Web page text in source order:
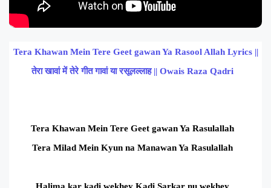
Tera Khawan Mein Tere Geet gawan Ya Rasool Allah Lyrics ||
तेरा खावां में तेरे गीत गावां या रसूलल्लाह || Owais Raza Qadri
Tera Khawan Mein Tere Geet gawan Ya Rasulallah
Tera Milad Mein Kyun na Manawan Ya Rasulallah
Halima kar kadi wekhey Kadi Sarkar nu wekhey